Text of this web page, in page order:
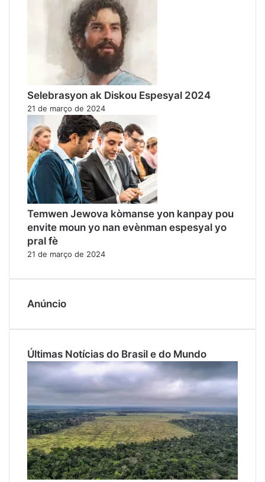
Selebrasyon ak Diskou Espesyal 2024
21 de março de 2024
Temwen Jewova kòmanse yon kanpay pou
envite moun yo nan evènman espesyal yo
pral fè
21 de março de 2024
Anúncio
Últimas Notícias do Brasil e do Mundo